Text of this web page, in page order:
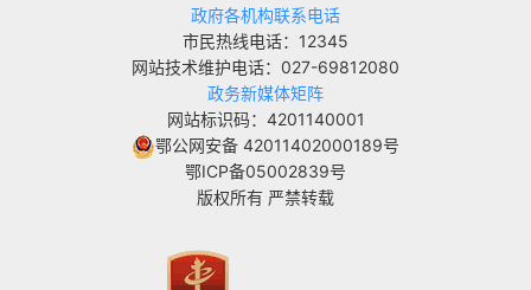
政府各机构联系电话
市民热线电话：12345
网站技术维护电话：027-69812080
政务新媒体矩阵
网站标识码：4201140001
鄂公网安备 42011402000189号
鄂ICP备05002839号
版权所有 严禁转载